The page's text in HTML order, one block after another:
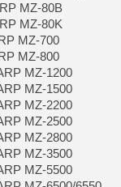
MZ-80B
MZ-80K
MZ-700
MZ-800
MZ-1200
MZ-1500
MZ-2200
MZ-2500
MZ-2800
MZ-3500
MZ-5500